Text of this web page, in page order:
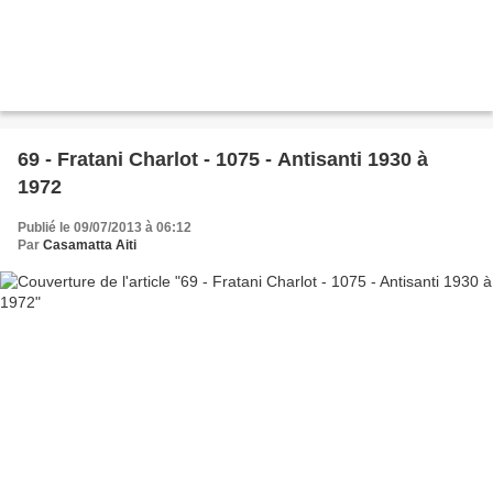
69 - Fratani Charlot - 1075 - Antisanti 1930 à
1972
Publié le 09/07/2013 à 06:12
Par Casamatta Aiti